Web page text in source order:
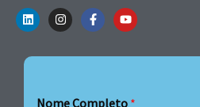
Nome Completo *